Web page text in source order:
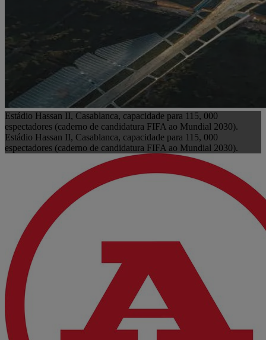
Estádio Hassan II, Casablanca, capacidade para 115, 000
espectadores (caderno de candidatura FIFA ao Mundial 2030).
Estádio Hassan II, Casablanca, capacidade para 115, 000
espectadores (caderno de candidatura FIFA ao Mundial 2030).